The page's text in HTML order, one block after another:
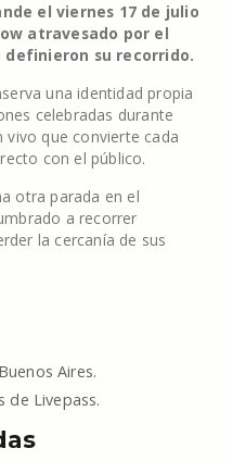
el viernes 17 de julio
atravesado por el
su recorrido.
una identidad propia
celebradas durante
vivo que convierte cada
con el público.
otra parada en el
a recorrer
la cercanía de sus
Aires.
de Livepass.